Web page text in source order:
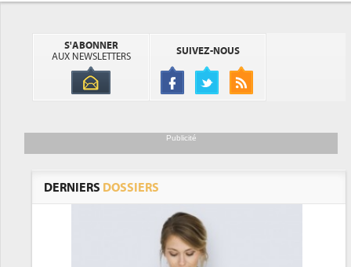
S'ABONNER
AUX NEWSLETTERS
SUIVEZ-NOUS
Publicité
DERNIERS DOSSIERS